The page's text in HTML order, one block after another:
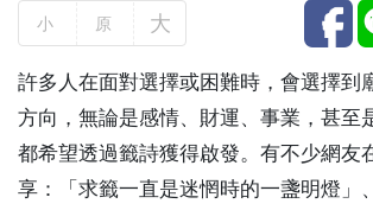
小 原 大
許多人在面對選擇或困難時，會選擇到
方向，無論是感情、財運、事業，甚至
都希望透過籤詩獲得啟發。有不少網友
享：
「求籤一直是迷惘時的一盞明燈 」、